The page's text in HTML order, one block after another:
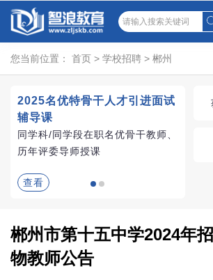
您当前位置： 首页 > 学校招聘 > 郴州
2025名优特骨干人才引进面试
辅导课
同学科/同学段在职名优骨干教师、
历年评委导师授课
查看
湖
郴州市第十五中学2024年
物教师公告